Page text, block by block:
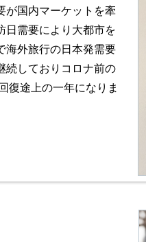
が国内マーケットを牽
日需要により大都市を
海外旅行の日本発需要
続しておりコロナ前の
復途上の一年になりま